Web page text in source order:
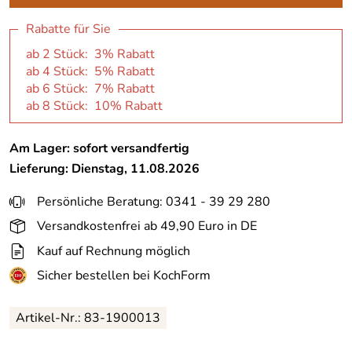
Rabatte für Sie
ab 2 Stück: 3% Rabatt
ab 4 Stück: 5% Rabatt
ab 6 Stück: 7% Rabatt
ab 8 Stück: 10% Rabatt
Am Lager: sofort versandfertig
Lieferung: Dienstag, 11.08.2026
Persönliche Beratung: 0341 - 39 29 280
Versandkostenfrei ab 49,90 Euro in DE
Kauf auf Rechnung möglich
Sicher bestellen bei KochForm
Artikel-Nr.: 83-1900013